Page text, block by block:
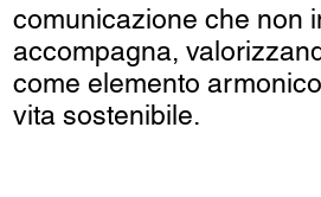
comunicazione che non
accompagna,
come elemento
vita sostenibile.